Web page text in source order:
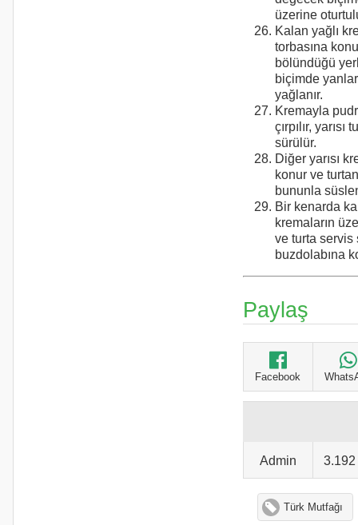
üzerine
Kalan yağlı
torbasına
bölündüğü
biçimde
yağlanır.
Kremayla
çırpılır, yarısı
sürülür.
Diğer yarısı
konur ve
bununla
Bir kenarda
kremaların
ve turta servis
buzdolabına
Paylaş
Facebook
Admin
Türk Mutfağı